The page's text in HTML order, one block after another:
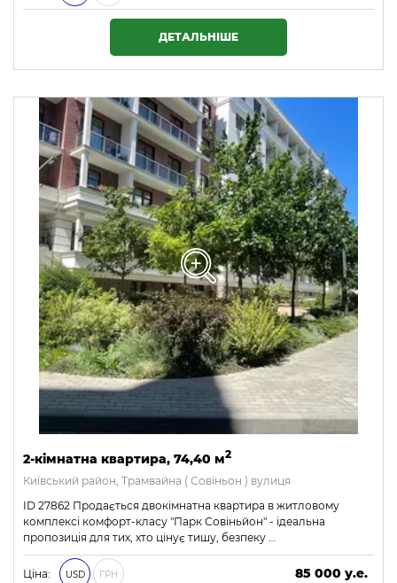
4 721 400 ₴
ДЕТАЛЬНІШЕ
2-кімнатна квартира, 74,40 м2
Київський район, Трамвайна ( Совіньон ) вулиця
ID 27862 Продається двокімнатна квартира в житловому
комплексі комфорт-класу "Парк Совіньйон" - ідеальна
пропозиція для тих, хто цінує тишу, безпеку …
Ціна: USD ГРН
85 000 у.е.